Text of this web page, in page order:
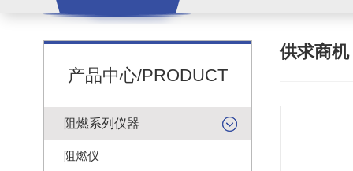
供求商机
产品中心/PRODUCT
阻燃系列仪器
阻燃仪